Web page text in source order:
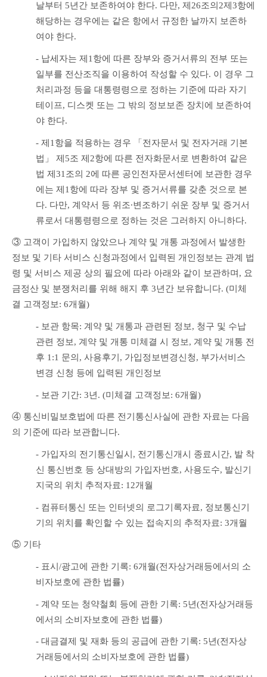
날부터 5년간 보존하여야 한다. 다만, 제26조의2제3항에
해당하는 경우에는 같은 항에서 규정한 날까지 보존하
여야 한다.
- 납세자는 제1항에 따른 장부와 증거서류의 전부 또는
일부를 전산조직을 이용하여 작성할 수 있다. 이 경우 그
처리과정 등을 대통령령으로 정하는 기준에 따라 자기
테이프, 디스켓 또는 그 밖의 정보보존 장치에 보존하여
야 한다.
- 제1항을 적용하는 경우 「전자문서 및 전자거래 기본
법」 제5조 제2항에 따른 전자화문서로 변환하여 같은
법 제31조의 2에 따른 공인전자문서센터에 보관한 경우
에는 제1항에 따라 장부 및 증거서류를 갖춘 것으로 본
다. 다만, 계약서 등 위조∙변조하기 쉬운 장부 및 증거서
류로서 대통령령으로 정하는 것은 그러하지 아니하다.
③ 고객이 가입하지 않았으나 계약 및 개통 과정에서 발생한
정보 및 기타 서비스 신청과정에서 입력된 개인정보는 관계 법
령 및 서비스 제공 상의 필요에 따라 아래와 같이 보관하며, 요
금정산 및 분쟁처리를 위해 해지 후 3년간 보유합니다. (미체
결 고객정보: 6개월)
- 보관 항목: 계약 및 개통과 관련된 정보, 청구 및 수납
관련 정보, 계약 및 개통 미체결 시 정보, 계약 및 개통 전
후 1:1 문의, 사용후기, 가입정보변경신청, 부가서비스
변경 신청 등에 입력된 개인정보
- 보관 기간: 3년. (미체결 고객정보: 6개월)
④ 통신비밀보호법에 따른 전기통신사실에 관한 자료는 다음
의 기준에 따라 보관합니다.
- 가입자의 전기통신일시, 전기통신개시 종료시간, 발 착
신 통신번호 등 상대방의 가입자번호, 사용도수, 발신기
지국의 위치 추적자료: 12개월
- 컴퓨터통신 또는 인터넷의 로그기록자료, 정보통신기
기의 위치를 확인할 수 있는 접속지의 추적자료: 3개월
⑤ 기타
- 표시/광고에 관한 기록: 6개월(전자상거래등에서의 소
비자보호에 관한 법률)
- 계약 또는 청약철회 등에 관한 기록: 5년(전자상거래등
에서의 소비자보호에 관한 법률)
- 대금결제 및 재화 등의 공급에 관한 기록: 5년(전자상
거래등에서의 소비자보호에 관한 법률)